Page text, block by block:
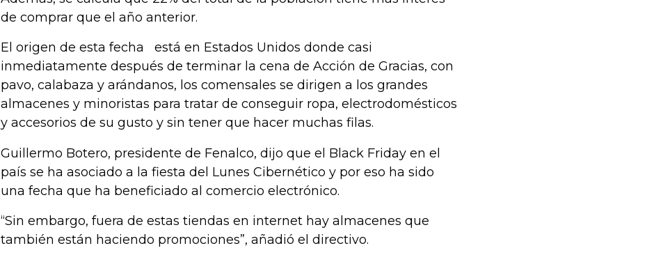
de comprar que el año anterior.
El origen de esta fecha está en Estados Unidos donde casi
inmediatamente después de terminar la cena de Acción de Gracias, con
pavo, calabaza y arándanos, los comensales se dirigen a los grandes
almacenes y minoristas para tratar de conseguir ropa, electrodomésticos
y accesorios de su gusto y sin tener que hacer muchas filas.
Guillermo Botero, presidente de Fenalco, dijo que el Black Friday en el
país se ha asociado a la fiesta del Lunes Cibernético y por eso ha sido
una fecha que ha beneficiado al comercio electrónico.
“Sin embargo, fuera de estas tiendas en internet hay almacenes que
también están haciendo promociones”, añadió el directivo.